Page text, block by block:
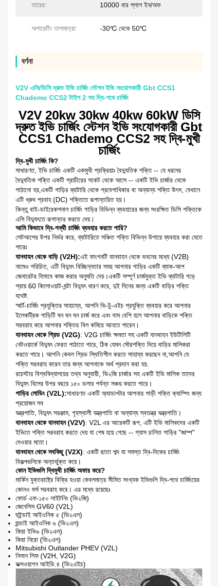
তারের: 10000 বার প্লাগ ইন/অফ
অপারেটিং তাপমাত্রা: -30℃ থেকে 50℃
বর্ণনা
V2V এসি/ডিসি দ্রুত ইভি চার্জিং স্টেশন ইভি সংযোগকারী Gbt CCS1
Chademo CCS2 টাইপ 2 সহ দ্বি-পথে চার্জিং
V2V 20kw 30kw 40kw 60kW ডিসি
দ্রুত ইভি চার্জিং স্টেশন ইভি সংযোগকারী Gbt
CCS1 Chademo CCS2 সহ দ্বি-মুখী
চার্জিং
দ্বি-মুখী চার্জিং কি?
সাধারণত, ইভি চার্জিং একটি একমুখী প্রক্রিয়াঃ বৈদ্যুতিক শক্তি -- যে ধরনের
বৈদ্যুতিক শক্তি একটি প্রাচীরের সকেট থেকে আসে -- একটি ইভি চার্জার থেকে
পাঠানো হয়,একটি গাড়ির ব্যাটারি থেকে প্রবেশাধিকার বা অন্যান্য শক্তি উৎস, যেখানে
এটি ধ্রুব প্রবাহ (DC) শক্তিতে রূপান্তরিত হয়।
কিন্তু বাই-ডাইরেকশনাল চার্জিং গাড়ির বিভিন্ন ব্যবহারের জন্য সংরক্ষিত ডিসি শক্তিকে
এসি বিদ্যুৎতে রূপান্তর করতে দেয়।
আমি কিভাবে দ্বি-পন্থী চার্জিং ব্যবহার করতে পারি?
সেটআপের উপর নির্ভর করে, ব্যাটারিতে সঞ্চিত শক্তি বিভিন্ন উপায়ে ব্যবহার করা যেতে
পারেঃ
যানবাহন থেকে বাড়ি (V2H):এই ফাংশনটি যানবাহন থেকে ভবনের মধ্যে (V2B)
নামেও পরিচিত, এটি বিদ্যুৎ বিচ্ছিন্নতার সময় আপনার গাড়ির একটি ব্যাক-আপ
জেনারেটর হিসাবে কাজ করার অনুমতি দেয়।একটি সম্পূর্ণ চার্জযুক্ত ইভি ব্যাটারি গড়ে
প্রায় 60 কিলোওয়াট-ঘন্টা বিদ্যুৎ ধারণ করে, দুই দিনের জন্য একটি বাড়ির শক্তি
যথেষ্ট.
স্মার্ট-চার্জিং প্রযুক্তির সাহায্যে, আপনি ভি-টু-এইচ প্রযুক্তি ব্যবহার করে আপনার
ইলেকট্রিক গাড়িটি ঘন ঘন ঘন চার্জ করে এবং দাম বেশি হলে আপনার বাড়িকে শক্তি
সরবরাহ করে আপনার শক্তির বিল কমিয়ে আনতে পারেন।
যানবাহন থেকে গ্রিড (V2G): V2G চার্জিং ক্ষমতা সহ একটি যানবাহন ইউটিলিটি
নেটওয়ার্কে বিদ্যুৎ ফেরত পাঠাতে পারে, ঠিক যেমন সৌরশক্তি দিয়ে বাড়ির মালিকরা
করতে পারে। আপনি কেবল গ্রিড স্থিতিশীল করতে সাহায্য করছেন না,আপনি যে
শক্তি সরবরাহ করেন তার জন্য আপনাকে অর্থ প্রদান করা হয়.
রচেস্টার বিশ্ববিদ্যালয়ের তথ্য অনুযায়ী, ভি২জি চার্জার সহ একটি ইভি মালিক তাদের
বিদ্যুৎ বিলের উপর বছরে ১৫০ ডলার পর্যন্ত সঞ্চয় করতে পারে।
গাড়ির লোডিং (V2L):সাধারণত একটি অ্যাডাপ্টার আপনার গাড়ী শক্তি ক্যাম্পিং জন্য
প্রয়োজন সব
যন্ত্রপাতি, বিদ্যুৎ সরঞ্জাম, গৃহস্থালী যন্ত্রপাতি বা অন্যান্য স্বতন্ত্র যন্ত্রপাতি।
যানবাহন থেকে যানবাহন (V2V): V2L এর আরেকটি রূপ, এটি ইভি মালিকদের একটি
ইভিতে শক্তি সরবরাহ করতে দেয় যা শেষ হয়ে গেছে -- গ্যাস চালিত গাড়ির "জাম্প"
দেওয়ার মতো।
যানবাহন থেকে সবকিছু (V2X): একটি ছাতা শব্দ যা সমস্ত দ্বি-দিকের চার্জিং
বিকল্পগুলিকে অন্তর্ভুক্ত করে।
কোন ইভিগুলি দ্বিমুখী চার্জিং অফার করে?
মার্কিন যুক্তরাষ্ট্রে বিক্রি হওয়া কেবলমাত্র সীমিত সংখ্যক ইভিগুলি দ্বি-পথে চার্জিংয়ের
কোনও ফর্ম সরবরাহ করে। এর মধ্যে রয়েছেঃ
ফোর্ড এফ-১৫০ লাইটনিং (ভি২জি)
জেনেসিস GV60 (V2L)
হুইন্ডাই আইওনিক ৫ (ভি২এল)
হুন্ডাই আইওনিক ৬ (ভি২এল)
কিয়া ইভি৬ (ভি২এল)
কিয়া নিরো (ভি২এল)
Mitsubishi Outlander PHEV (V2L)
নিসান লিফ (V2H, V2G)
ভক্সওয়াগন আইডি.৪ (ভি২এইচ)